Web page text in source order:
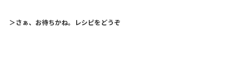
＞さぁ、お待ちかね。 レシピをどうぞ